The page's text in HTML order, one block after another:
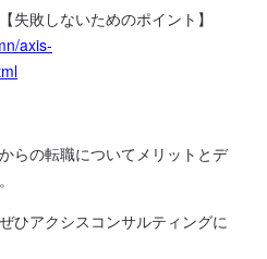
失敗しないためのポイント】
axis-
らの転職についてメリットとデ
ひアクシスコンサルティングに